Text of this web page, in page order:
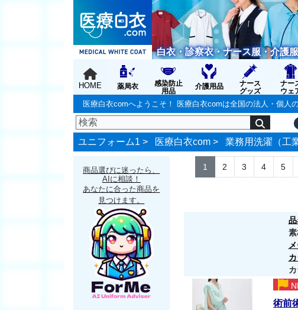
白衣・診察衣・ナース服・介護
HOME 薬局衣
感染防止
用品
介護用品
ナース
グッズ
ナー
ウェ
医療白衣comへようこそ！ 医療白衣comは全国の法人・個人
ユニフォーム1 > 医療白衣com > 業務用洗濯（工
商品選びに迷ったら、
AIに相談！
あなたに合った商品を
見つけます。
1 2 3 4 5
術前